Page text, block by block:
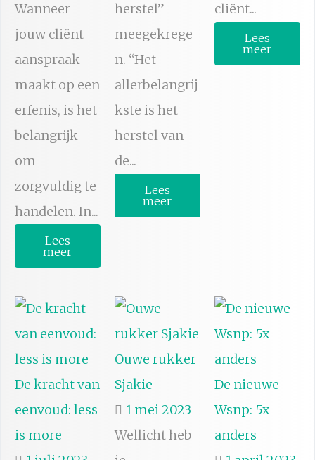
Wanneer
jouw cliënt
aanspraak
maakt op een
erfenis, is het
belangrijk
om
zorgvuldig te
handelen. In...
Lees
meer
herstel”
meegekrege
n. “Het
allerbelangrij
kste is het
herstel van
de...
Lees
meer
cliënt...
Lees
meer
De kracht van
eenvoud: less
is more
Ouwe rukker
Sjakie
1 mei 2023
Wellicht heb
De nieuwe
Wsnp: 5x
anders